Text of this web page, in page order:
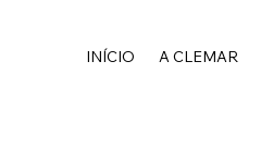
INÍCIO A CLEMAR